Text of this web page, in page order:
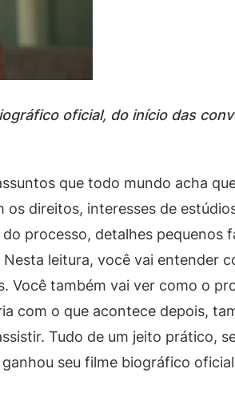
oficial, do início das
que todo mundo acha
direitos, interesses de
processo, detalhes pequenos
leitura, você vai entender
Você também vai ver como o
com o que acontece depois,
Tudo de um jeito prático,
seu filme biográfico